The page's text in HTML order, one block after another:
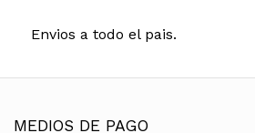
Envios a todo el pais.
MEDIOS DE PAGO